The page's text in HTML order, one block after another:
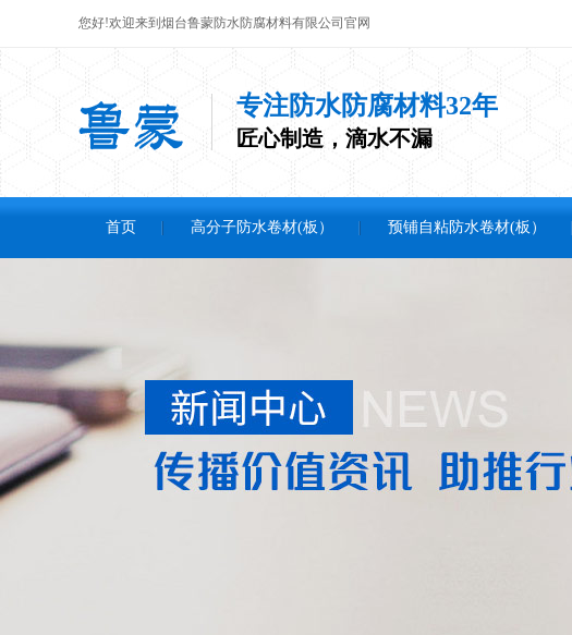
您好!欢迎来到烟台鲁蒙防水防腐材料有限公司官网
专注防水防腐材料32年
匠心制造，滴水不漏
首页 高分子防水卷材(板） 预铺自粘防水卷材(板）